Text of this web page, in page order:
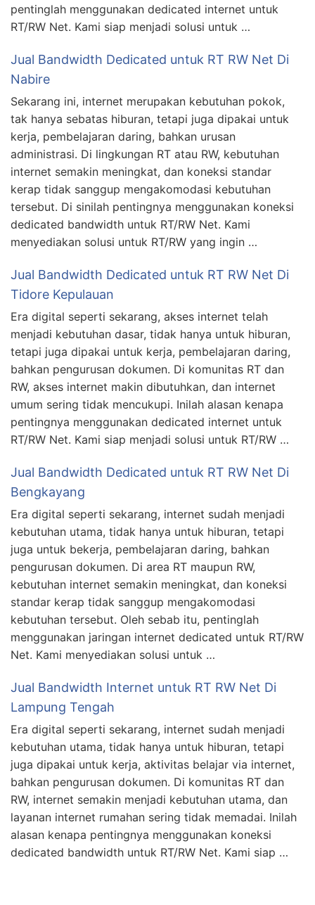
pentinglah menggunakan dedicated internet untuk
RT/RW Net. Kami siap menjadi solusi untuk …
Jual Bandwidth Dedicated untuk RT RW Net Di
Nabire
Sekarang ini, internet merupakan kebutuhan pokok,
tak hanya sebatas hiburan, tetapi juga dipakai untuk
kerja, pembelajaran daring, bahkan urusan
administrasi. Di lingkungan RT atau RW, kebutuhan
internet semakin meningkat, dan koneksi standar
kerap tidak sanggup mengakomodasi kebutuhan
tersebut. Di sinilah pentingnya menggunakan koneksi
dedicated bandwidth untuk RT/RW Net. Kami
menyediakan solusi untuk RT/RW yang ingin …
Jual Bandwidth Dedicated untuk RT RW Net Di
Tidore Kepulauan
Era digital seperti sekarang, akses internet telah
menjadi kebutuhan dasar, tidak hanya untuk hiburan,
tetapi juga dipakai untuk kerja, pembelajaran daring,
bahkan pengurusan dokumen. Di komunitas RT dan
RW, akses internet makin dibutuhkan, dan internet
umum sering tidak mencukupi. Inilah alasan kenapa
pentingnya menggunakan dedicated internet untuk
RT/RW Net. Kami siap menjadi solusi untuk RT/RW …
Jual Bandwidth Dedicated untuk RT RW Net Di
Bengkayang
Era digital seperti sekarang, internet sudah menjadi
kebutuhan utama, tidak hanya untuk hiburan, tetapi
juga untuk bekerja, pembelajaran daring, bahkan
pengurusan dokumen. Di area RT maupun RW,
kebutuhan internet semakin meningkat, dan koneksi
standar kerap tidak sanggup mengakomodasi
kebutuhan tersebut. Oleh sebab itu, pentinglah
menggunakan jaringan internet dedicated untuk RT/RW
Net. Kami menyediakan solusi untuk …
Jual Bandwidth Internet untuk RT RW Net Di
Lampung Tengah
Era digital seperti sekarang, internet sudah menjadi
kebutuhan utama, tidak hanya untuk hiburan, tetapi
juga dipakai untuk kerja, aktivitas belajar via internet,
bahkan pengurusan dokumen. Di komunitas RT dan
RW, internet semakin menjadi kebutuhan utama, dan
layanan internet rumahan sering tidak memadai. Inilah
alasan kenapa pentingnya menggunakan koneksi
dedicated bandwidth untuk RT/RW Net. Kami siap …